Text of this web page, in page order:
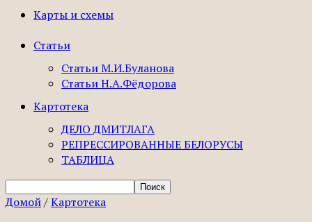
Карты и схемы
Статьи
Статьи М.И.Буланова
Статьи Н.А.Фёдорова
Картотека
ДЕЛО ДМИТЛАГА
РЕПРЕССИРОВАННЫЕ БЕЛОРУСЫ
ТАБЛИЦА
Домой/Картотека